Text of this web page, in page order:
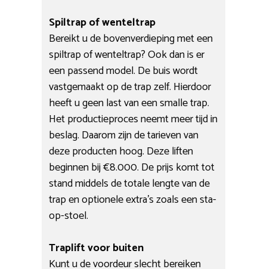
Spiltrap of wenteltrap
Bereikt u de bovenverdieping met een
spiltrap of wenteltrap? Ook dan is er
een passend model. De buis wordt
vastgemaakt op de trap zelf. Hierdoor
heeft u geen last van een smalle trap.
Het productieproces neemt meer tijd in
beslag. Daarom zijn de tarieven van
deze producten hoog. Deze liften
beginnen bij €8.000. De prijs komt tot
stand middels de totale lengte van de
trap en optionele extra’s zoals een sta-
op-stoel.
Traplift voor buiten
Kunt u de voordeur slecht bereiken